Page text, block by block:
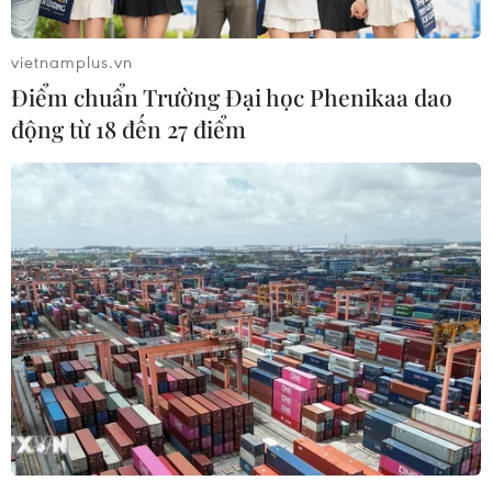
21/04/2026 04:29 14/04/2026 08:55
sử dụng dầu ăn thay dầu
diesel tại CH Czech
08/04/2026 01:47
Bức họa Ấn Độ lập kỷ lục
đấu giá gần 18 triệu USD
02/04/2026 14:26
Phát hiện cá voi nhà táng
Nam Phi lần đầu thực hiện
vietnamplus.vn
Điểm chuẩn Trường Đại học Phenikaa dao
động từ 18 đến 27 điểm